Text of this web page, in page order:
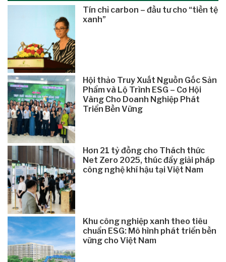
Tín chỉ carbon – đầu tư cho “tiền tệ
xanh”
Hội thảo Truy Xuất Nguồn Gốc Sản
Phẩm và Lộ Trình ESG – Cơ Hội
Vàng Cho Doanh Nghiệp Phát
Triển Bền Vững
Hơn 21 tỷ đồng cho Thách thức
Net Zero 2025, thúc đẩy giải pháp
công nghệ khí hậu tại Việt Nam
Khu công nghiệp xanh theo tiêu
chuẩn ESG: Mô hình phát triển bền
vững cho Việt Nam